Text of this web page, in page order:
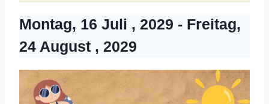
Montag, 16 Juli , 2029 - Freitag,
24 August , 2029